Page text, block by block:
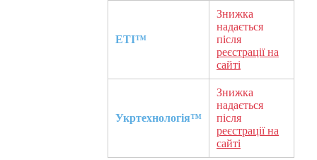
ETI™
Знижка
надається
після
реєстрації на
сайті
Укртехнологія™
Знижка
надається
після
реєстрації на
сайті